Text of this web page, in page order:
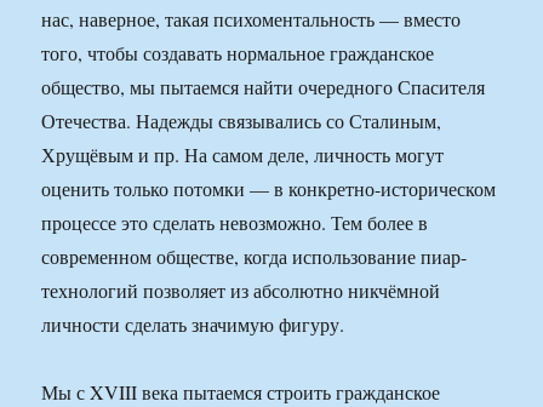
нас, наверное, такая психоментальность — вместо
того, чтобы создавать нормальное гражданское
общество, мы пытаемся найти очередного Спасителя
Отечества. Надежды связывались со Сталиным,
Хрущёвым и пр. На самом деле, личность могут
оценить только потомки — в конкретно-историческом
процессе это сделать невозможно. Тем более в
современном обществе, когда использование пиар-
технологий позволяет из абсолютно никчёмной
личности сделать значимую фигуру.
Мы с XVIII века пытаемся строить гражданское